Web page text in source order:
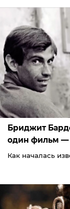
Бриджит
один фильм —
Как началась